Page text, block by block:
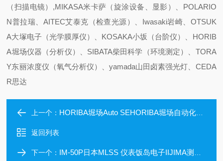
（扫描电镜）,MIKASA米卡萨（旋涂设备、显影）、POLARIO
N普拉瑞、AITEC艾泰克（检查光源）、Iwasaki岩崎、OTSUK
A大塚电子（光学膜厚仪）、KOSAKA小坂（台阶仪）、HORIB
A堀场仪器（分析仪）、SIBATA柴田科学（环境测定）、TORA
Y东丽浓度仪（氧气分析仪）、yamada山田卤素强光灯、CEDA
R思达
上一个： HORIBA堀场Auto SEHORIBA堀场自动化薄膜测量工具
返回列表
下一个： IM-50P日本MLSS 仪表饭岛电子IIJIMA测量仪